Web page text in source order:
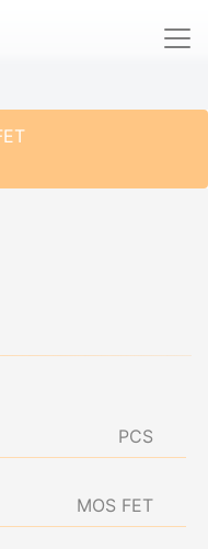
PCS
MOS FET